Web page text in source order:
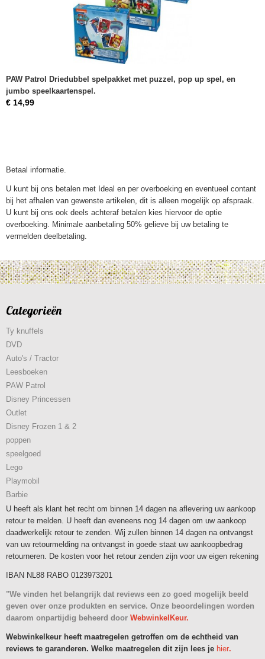
PAW Patrol Driedubbel spelpakket met puzzel, pop up spel, en
jumbo speelkaartenspel.
€ 14,99
Betaal informatie.
U kunt bij ons betalen met Ideal en per overboeking en eventueel contant
bij het afhalen van gewenste artikelen, dit is alleen mogelijk op afspraak.
U kunt bij ons ook deels achteraf betalen kies hiervoor de optie
overboeking. Minimale aanbetaling 50% gelieve bij uw betaling te
vermelden deelbetaling.
Categorieën
Ty knuffels
DVD
Auto's / Tractor
Leesboeken
PAW Patrol
Disney Princessen
Outlet
Disney Frozen 1 & 2
poppen
speelgoed
Lego
Playmobil
Barbie
U heeft als klant het recht om binnen 14 dagen na aflevering uw aankoop
retour te melden. U heeft dan eveneens nog 14 dagen om uw aankoop
daadwerkelijk retour te zenden. Wij zullen binnen 14 dagen na ontvangst
van uw retourmelding na ontvangst in goede staat uw aankoopbedrag
retourneren. De kosten voor het retour zenden zijn voor uw eigen rekening
IBAN NL88 RABO 0123973201
"We vinden het belangrijk dat reviews een zo goed mogelijk beeld
geven over onze produkten en service. Onze beoordelingen worden
daarom onpartijdig beheerd door WebwinkelKeur.
Webwinkelkeur heeft maatregelen getroffen om de echtheid van
reviews te garanderen. Welke maatregelen dit zijn lees je hier.